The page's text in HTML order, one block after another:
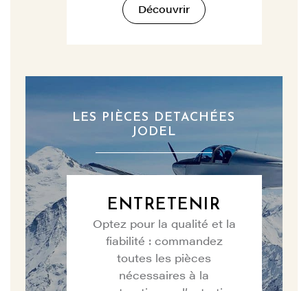
Découvrir
LES PIÈCES DETACHÉES
JODEL
ENTRETENIR
Optez pour la qualité et la
fiabilité : commandez
toutes les pièces
nécessaires à la